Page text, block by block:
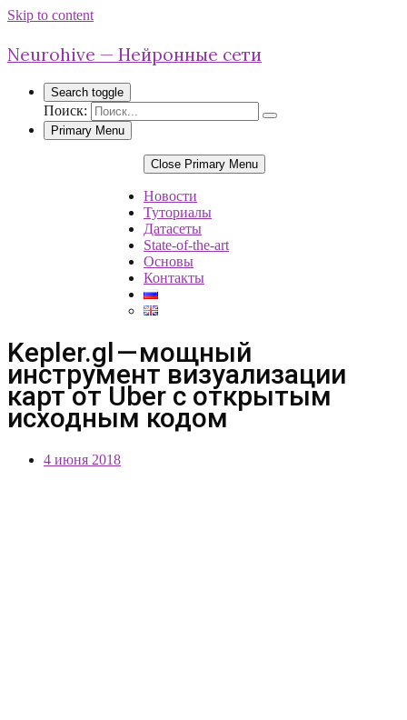
Skip to content
Neurohive — Нейронные сети
Search toggle
Поиск:
Primary Menu
Close Primary Menu
Новости
Туториалы
Датасеты
State-of-the-art
Основы
Контакты
Kepler.gl — мощный
инструмент визуализации
карт от Uber с открытым
исходным кодом
4 июня 2018